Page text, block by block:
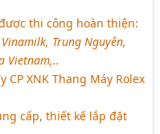
thi công hoàn thiện:
Trung Nguyên,
Vietnam,..
XNK Thang Máy Rolex
cấp, thiết kế lắp đặt